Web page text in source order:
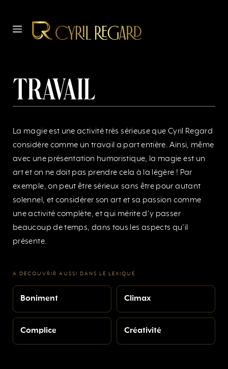
contenuMENU
Travail
La magie est une activité très sérieuse que Cyril Regard
considère comme un travail a part entière. Ainsi, même
avec une présentation humoristique, la magie est un
art et on ne doit pas prendre cela à la légère ! Par
exemple, on peut être sérieux sans être pour autant
solennel, et considérer son art et sa passion comme
une activité complète, et qui mérite d’y passer
beaucoup de temps, dans tous les aspects qu’il
présente.
A DECOUVRIR AUSSI DANS LE LEXIQUE
Boniment Climax
Complice Créativité